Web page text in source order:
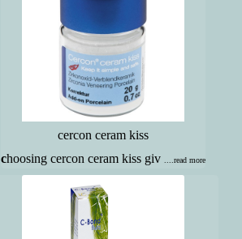
cercon ceram kiss
choosing cercon ceram kiss giv ....read more